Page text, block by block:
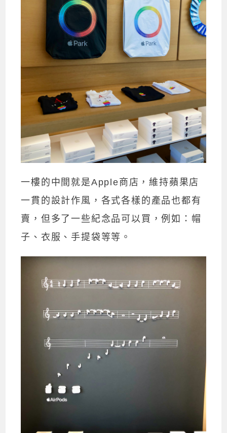
一樓的中間就是Apple商店，維持蘋果店
一貫的設計作風，各式各樣的產品也都有
賣，但多了一些紀念品可以買，例如：帽
子、衣服、手提袋等等。